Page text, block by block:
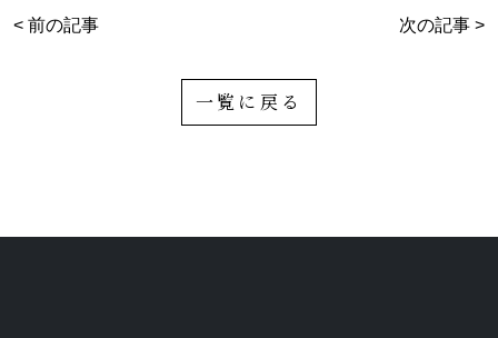
< 前の記事 次の記事 >
一覧に戻る